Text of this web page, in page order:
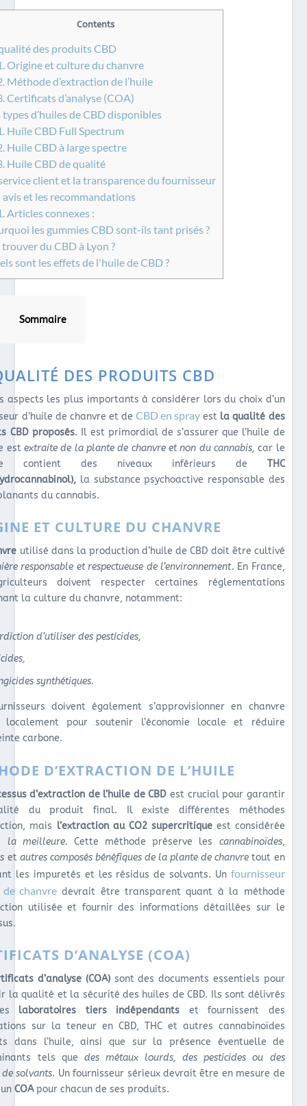
Contents
des produits CBD
Origine et culture du chanvre
Méthode d’extraction de l’huile
Certificats d’analyse (COA)
types d’huiles de CBD disponibles
Huile CBD Full Spectrum
Huile CBD à large spectre
Huile CBD de qualité
client et la transparence du fournisseur
avis et les recommandations
Articles connexes :
les gummies CBD sont-ils tant prisés ?
du CBD à Lyon ?
sont les effets de l'huile de CBD ?
Sommaire
DES PRODUITS CBD
aspects les plus importants à considérer lors du choix d’un
d’huile de chanvre et de CBD en spray est la qualité des
CBD proposés. Il est primordial de s’assurer que l’huile de
estextraite de la plante de chanvre et non du cannabis, car le
contient des niveaux inférieurs de THC
la substance psychoactive responsable des
du cannabis.
ET CULTURE DU CHANVRE
utilisé dans la production d’huile de CBD doit être cultivé
responsable et respectueuse de l’environnement. En France,
doivent respecter certaines réglementations
la culture du chanvre, notamment:
d’utiliser des pesticides,
synthétiques.
doivent également s’approvisionner en chanvre
localement pour soutenir l’économie locale et réduire
carbone.
D’EXTRACTION DE L’HUILE
d’extraction de l’huile de CBD est crucial pour garantir
du produit final. Il existe différentes méthodes
mais l’extraction au CO2 supercritiqueest considérée
la meilleure. Cette méthode préserve les cannabinoïdes,
et autres composés bénéfiques de la plante de chanvre tout en
les impuretés et les résidus de solvants. Un fournisseur
de chanvre devrait être transparent quant à la méthode
utilisée et fournir des informations détaillées sur le
D’ANALYSE (COA)
d’analyse (COA)sont des documents essentiels pour
la qualité et la sécurité des huiles de CBD. Ils sont délivrés
laboratoires tiers indépendants et fournissent des
sur la teneur en CBD, THC et autres cannabinoïdes
dans l’huile, ainsi que sur la présence éventuelle de
tels que des métaux lourds, des pesticides ou des
solvants. Un fournisseur sérieux devrait être en mesure de
unCOApour chacun de ses produits.